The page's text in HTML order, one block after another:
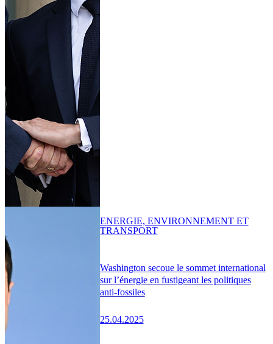
Washington secoue le sommet international
sur l’énergie en fustigeant les politiques
anti-fossiles
25.04.2025
ENERGIE, ENVIRONNEMENT ET
TRANSPORT